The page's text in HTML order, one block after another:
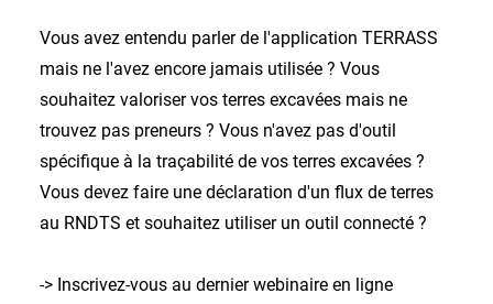
Vous avez entendu parler de l'application TERRASS
mais ne l'avez encore jamais utilisée ? Vous
souhaitez valoriser vos terres excavées mais ne
trouvez pas preneurs ? Vous n'avez pas d'outil
spécifique à la traçabilité de vos terres excavées ?
Vous devez faire une déclaration d'un flux de terres
au RNDTS et souhaitez utiliser un outil connecté ?
-> Inscrivez-vous au dernier webinaire en ligne